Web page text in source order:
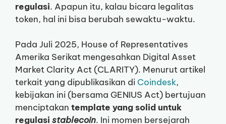
regulasi. Apapun itu, kalau bicara legalitas
token, hal ini bisa berubah sewaktu-waktu.
Pada Juli 2025, House of Representatives
Amerika Serikat mengesahkan Digital Asset
Market Clarity Act (CLARITY). Menurut artikel
terkait yang dipublikasikan di Coindesk,
kebijakan ini (bersama GENIUS Act) bertujuan
menciptakan template yang solid untuk
regulasi stablecoin. Ini momen bersejarah